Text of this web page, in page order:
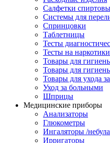
Салфетки
Системы для
Спринцовки
Таблетницы
Тесты
Тесты на
Товары для
Товары для
Товары для ухода
Уход за больными
Шприцы
Медицинские приборы
Анализаторы
Глюкометры
Ингаляторы /
Ирригаторы